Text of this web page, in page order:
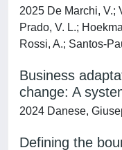
2025 De Marchi, V.;
Prado, V. L.;
Rossi, A.; Santos-
Business
change: A
2024 Danese,
Defining the